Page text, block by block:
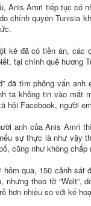
Anis Amri tiếp tục có
chính quyền Tunisia
kẻ đã có tiền án, các
tại chính quê hương
đã tìm phỏng vấn
ta không tin vào mắt
hội Facebook, người
anh của Anis Amri
sự thực là như vậy
cũng như không chấp
hôm qua, 150 cảnh sát
nhưng theo tờ “Welt”,
hơn nhiều so với kế